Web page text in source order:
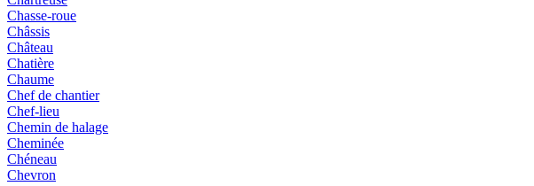
Chasse-roue
Châssis
Château
Chatière
Chaume
Chef de chantier
Chef-lieu
Chemin de halage
Cheminée
Chéneau
Chevron